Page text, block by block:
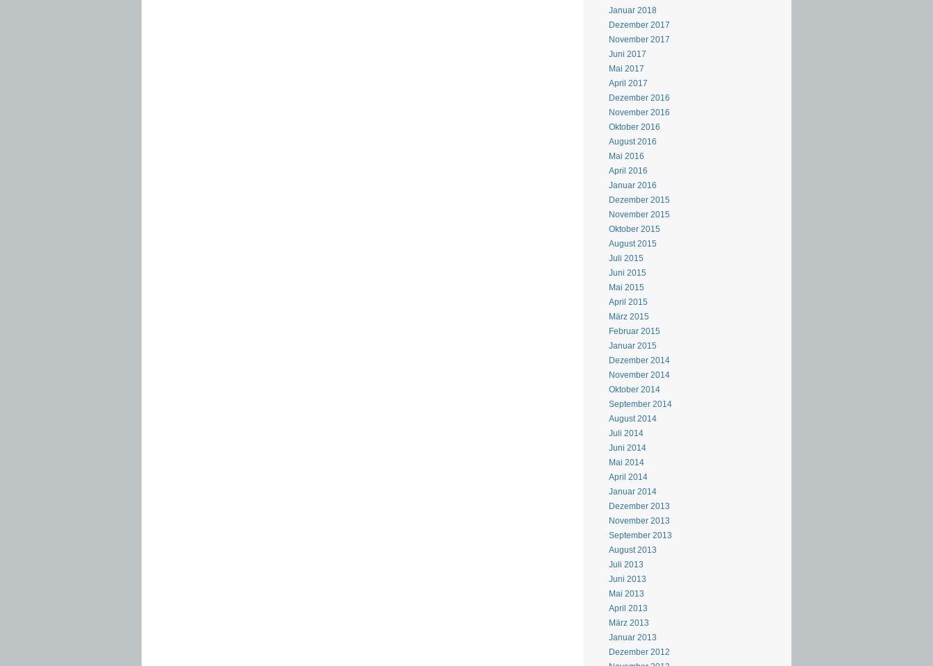
Januar 2018
Dezember 2017
November 2017
Juni 2017
Mai 2017
April 2017
Dezember 2016
November 2016
Oktober 2016
August 2016
Mai 2016
April 2016
Januar 2016
Dezember 2015
November 2015
Oktober 2015
August 2015
Juli 2015
Juni 2015
Mai 2015
April 2015
März 2015
Februar 2015
Januar 2015
Dezember 2014
November 2014
Oktober 2014
September 2014
August 2014
Juli 2014
Juni 2014
Mai 2014
April 2014
Januar 2014
Dezember 2013
November 2013
September 2013
August 2013
Juli 2013
Juni 2013
Mai 2013
April 2013
März 2013
Januar 2013
Dezember 2012